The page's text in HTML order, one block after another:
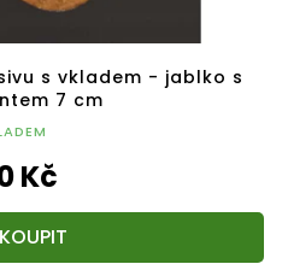
s vkladem - jablko s
7 cm
Kč